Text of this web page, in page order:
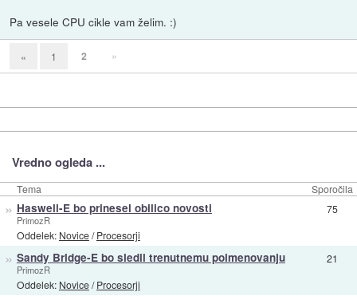
Pa vesele CPU cikle vam želim. :)
« 1 2 »
Vredno ogleda ...
Tema Sporočila
» Haswell-E bo prinesel obilico novosti
PrimozR
Oddelek: Novice/Procesorji
75
» Sandy Bridge-E bo sledil trenutnemu poimenovanju
PrimozR
Oddelek: Novice/Procesorji
21